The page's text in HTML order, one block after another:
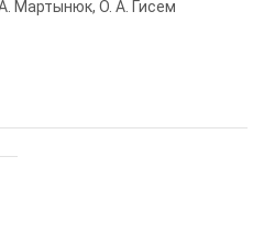
Мартынюк, О. А. Гисем